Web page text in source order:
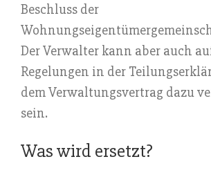
Beschluss der
Der Verwalter kann aber auch
Regelungen in der
dem Verwaltungsvertrag dazu
sein.
Was wird ersetzt?